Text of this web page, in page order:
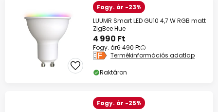
Fogy. ár -23%
LUUMR Smart LED GU10 4,7 W RGB matt
ZigBee Hue
4 990 Ft
Fogy. ár6 490 Ft
Termékinformációs adatlap
Raktáron
Fogy. ár -25%